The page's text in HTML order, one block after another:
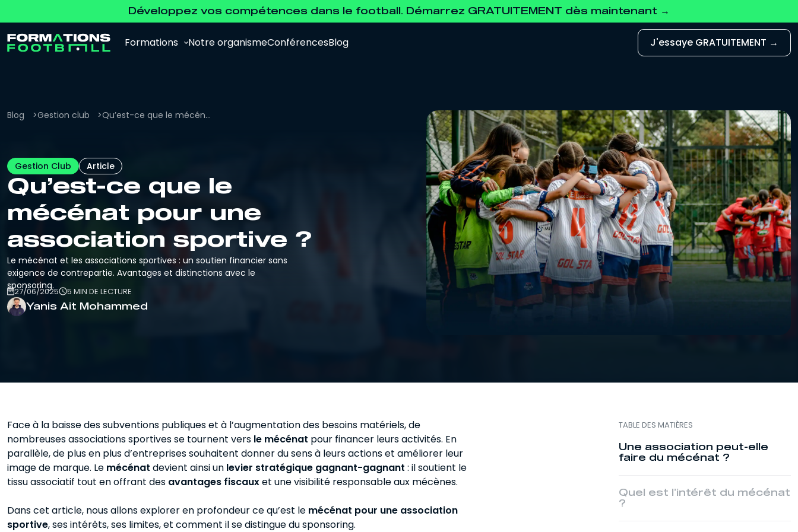
Développez vos compétences dans le football. Démarrez GRATUITEMENT dès maintenant →
Formations
Analyste Vidéo
Pour se former à l'analyse vidéo et à
l'analyse de la performance.
Pour se former à l'analyse de la data.
Agent de Joueurs FFF
Pour se préparer à l'examen d'agent FFF. Pour se préparer à l'examen d'agent FIFA.
Entraîneur
Pour se préparer au métier de coach et
d'éducateur.
Notre organismeConférencesBlog J'essaye GRATUITEMENT →
Blog Gestion club Qu’est-ce que le mécénat pour une association sportive ?
Gestion Club Article
Qu’est-ce que le
mécénat pour une
association sportive ?
Le mécénat et les associations sportives : un soutien financier sans
exigence de contrepartie. Avantages et distinctions avec le
sponsoring.
27/06/2025 5 MIN DE LECTURE
Yanis Ait Mohammed
Face à la baisse des subventions publiques et à l’augmentation des besoins matériels, de
nombreuses associations sportives se tournent vers le mécénat pour financer leurs activités. En
parallèle, de plus en plus d’entreprises souhaitent donner du sens à leurs actions et améliorer leur
image de marque. Le mécénat devient ainsi un levier stratégique gagnant-gagnant : il soutient le
tissu associatif tout en offrant des avantages fiscauxet une visibilité responsable aux mécènes.
Dans cet article, nous allons explorer en profondeur ce qu’est le mécénat pour une association
sportive, ses intérêts, ses limites, et comment il se distingue du sponsoring.
TABLE DES MATIÈRES
Une association peut-elle
faire du mécénat ?
Quel est l’intérêt du mécénat
?